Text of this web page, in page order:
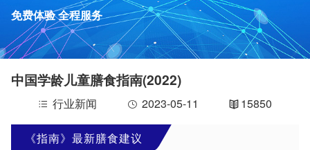
免费体验 全程服务
中国学龄儿童膳食指南(2022)
行业新闻 2023-05-11 15850
《指南》最新膳食建议